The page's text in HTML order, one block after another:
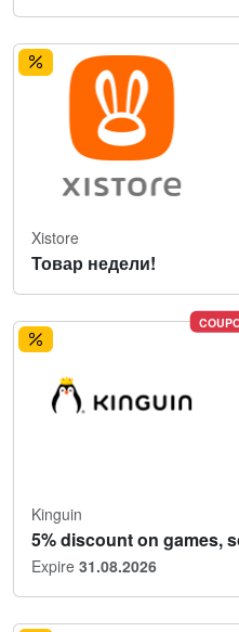
Xistore
Товар недели!
Kinguin
5% discount on games,
Expire 31.08.2026